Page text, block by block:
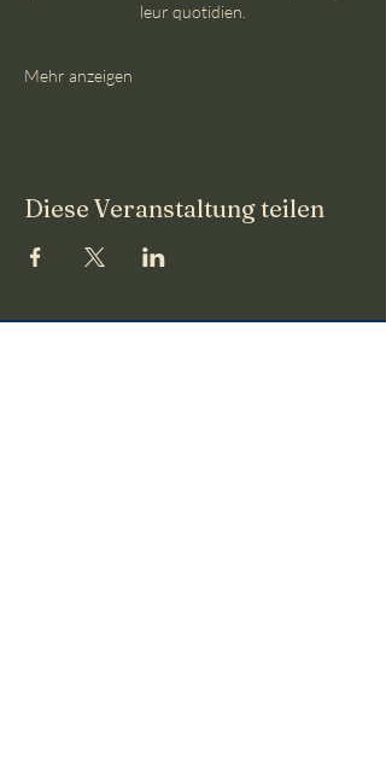
leur quotidien.
Mehr anzeigen
Diese Veranstaltung teilen